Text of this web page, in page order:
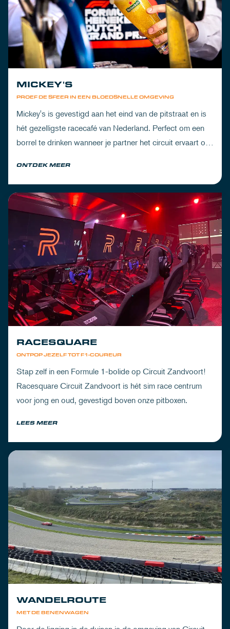
PROEF DE SFEER IN EEN BLOEDSNELLE OMGEVING
MICKEY'S
Mickey's is gevestigd aan het eind van de pitstraat en is
hét gezelligste racecafé van Nederland. Perfect om een
borrel te drinken wanneer je partner het circuit ervaart of
ONTDEK MEER
ONTPOP JEZELF TOT F1-COUREUR
RACESQUARE
Stap zelf in een Formule 1-bolide op Circuit Zandvoort!
Racesquare Circuit Zandvoort is hét sim race centrum
voor jong en oud, gevestigd boven onze pitboxen.
LEES MEER
MET DE BENENWAGEN
WANDELROUTE